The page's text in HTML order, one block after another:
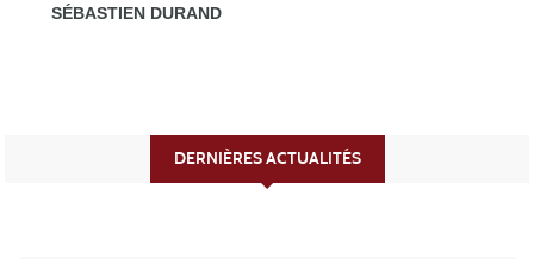
SÉBASTIEN DURAND
DERNIÈRES ACTUALITÉS